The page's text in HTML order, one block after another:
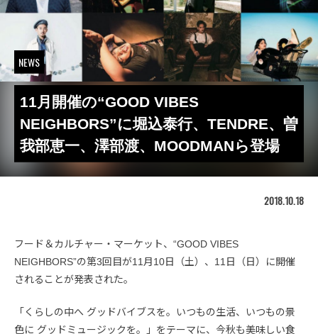
NEWS
11月開催の“GOOD VIBES
NEIGHBORS”に堀込泰行、TENDRE、曽
我部恵一、澤部渡、MOODMANら登場
2018.10.18
フード＆カルチャー・マーケット、“GOOD VIBES
NEIGHBORS”の第3回目が11月10日（土）、11日（日）に開催
されることが発表された。
「くらしの中へ グッドバイブスを。いつもの生活、いつもの景
色に グッドミュージックを。」をテーマに、今秋も美味しい食